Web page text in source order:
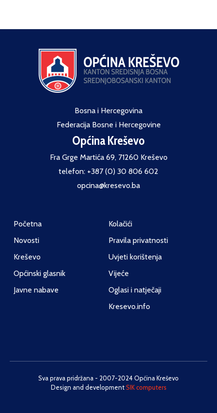
Bosna i Hercegovina
Federacija Bosne i Hercegovine
Općina Kreševo
Fra Grge Martića 69, 71260 Kreševo
telefon: +387 (0) 30 806 602
opcina@kresevo.ba
Početna
Novosti
Kreševo
Općinski glasnik
Javne nabave
Kolačići
Pravila privatnosti
Uvjeti korištenja
Vijeće
Oglasi i natječaji
Kresevo.info
Sva prava pridržana - 2007-2024 Općina Kreševo
Design and developmentSIK computers